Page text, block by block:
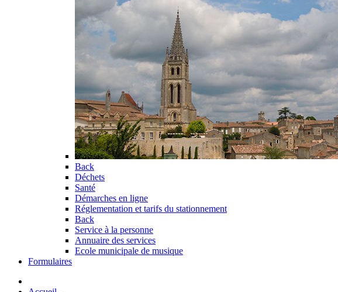
Back
Déchets
Santé
Démarches en ligne
Réglementation et tarifs du stationnement
Back
Service à la personne
Annuaire des services
Ecole municipale de musique
Formulaires